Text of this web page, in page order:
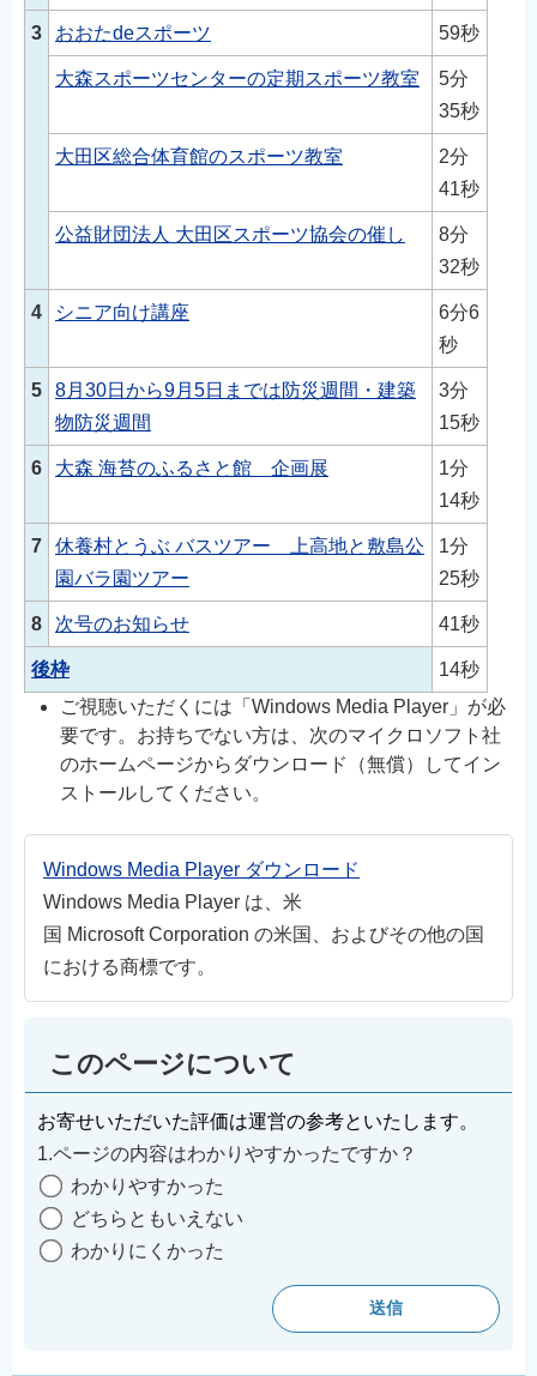
3 おおたdeスポーツ 59秒
大森スポーツセンターの定期スポーツ教室
5分
35秒
大田区総合体育館のスポーツ教室
2分
41秒
公益財団法人 大田区スポーツ協会の催し
8分
32秒
4 シニア向け講座
6分6
秒
5
8月30日から9月5日までは防災週間・建築
物防災週間
3分
15秒
6 大森 海苔のふるさと館 企画展
1分
14秒
7
休養村とうぶ バスツアー 上高地と敷島公
園バラ園ツアー
1分
25秒
8 次号のお知らせ 41秒
後枠
14秒
ご視聴いただくには「Windows Media Player」が必
要です。お持ちでない方は、次のマイクロソフト社
のホームページからダウンロード（無償）してイン
ストールしてください。
Windows Media Player ダウンロード
Windows Media Player は、米
国 Microsoft Corporation の米国、およびその他の国
における商標です。
このページについて
お寄せいただいた評価は運営の参考といたします。
1.ページの内容はわかりやすかったですか？
わかりやすかった
どちらともいえない
わかりにくかった